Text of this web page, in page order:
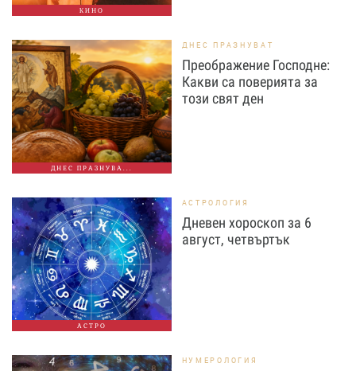
КИНО
ДНЕС ПРАЗНУВА...
ДНЕС ПРАЗНУВАТ
Преображение Господне:
Какви са поверията за
този свят ден
АСТРО
АСТРОЛОГИЯ
Дневен хороскоп за 6
август, четвъртък
НУМЕРОЛОГИЯ